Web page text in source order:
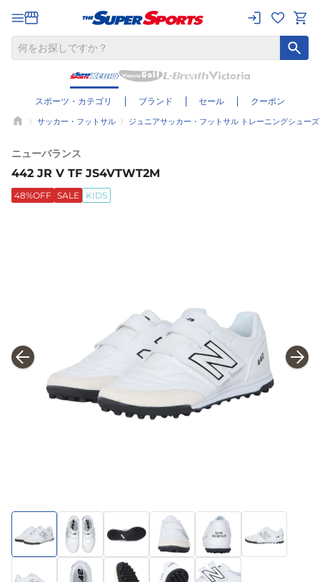
スポーツ・カテゴリ ブランド セール クーポン
サッカー・フットサル ジュニアサッカー・フットサル トレーニングシューズ
ニューバランス
442 JR V TF JS4VTWT2M
48%OFF SALE KIDS